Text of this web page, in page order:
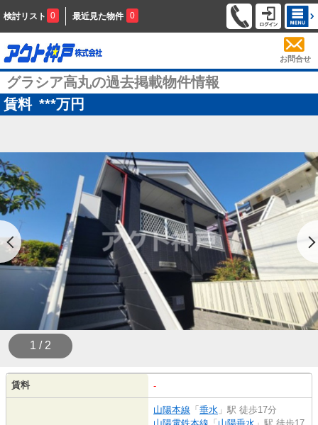
検討リスト 0 最近見た物件 0
お問合せ
グラシア高丸の過去掲載物件情報
賃料 ***万円
1 / 2
賃料 -
山陽本線 「 垂水 」駅 徒歩17分